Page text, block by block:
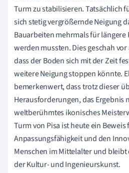
Turm zu stabilisieren. Tatsächlich
sich stetig vergrößernde Neigung
Bauarbeiten mehrmals für
werden mussten. Dies geschah
dass der Boden sich mit der Zeit
weitere Neigung stoppen könnte.
bemerkenwert, dass trotz dieser
Herausforderungen, das Ergebnis
weltberühmtes ikonisches
Turm von Pisa ist heute ein Beweis
Anpassungsfähigkeit und den
Menschen im Mittelalter und
der Kultur- und Ingenieurskunst.